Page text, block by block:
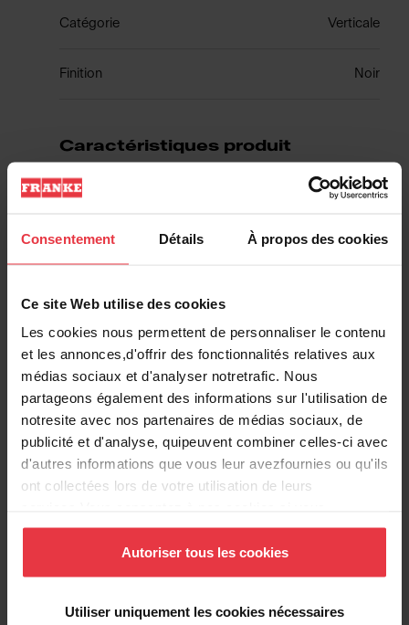
Consentement Détails À propos des cookies
Ce site Web utilise des cookies
Les cookies nous permettent de personnaliser le contenu
et les annonces,d'offrir des fonctionnalités relatives aux
médias sociaux et d'analyser notretrafic. Nous
partageons également des informations sur l'utilisation de
notresite avec nos partenaires de médias sociaux, de
publicité et d'analyse, quipeuvent combiner celles-ci avec
d'autres informations que vous leur avezfournies ou qu'ils
ont collectées lors de votre utilisation de leurs
continuez à utiliser notre site Web.
Autoriser tous les cookies
Utiliser uniquement les cookies nécessaires
Catégorie Verticale
Finition Noir
Caractéristiques produit
Téléchargements
Fiche produit
Etiquette énergétique